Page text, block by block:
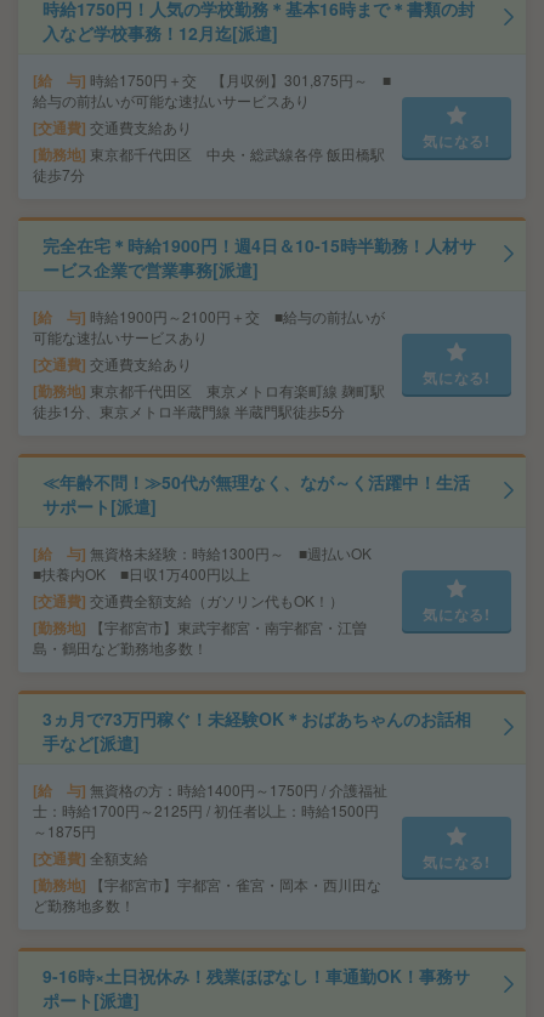
時給1750円！人気の学校勤務＊基本16時まで＊書類の封
入など学校事務！12月迄[派遣]
給 与 時給1750円＋交 【月収例】301,875円～ ■
給与の前払いが可能な速払いサービスあり
交通費 交通費支給あり
勤務地 東京都千代田区 中央・総武線各停 飯田橋駅
徒歩7分
気になる!
完全在宅＊時給1900円！週4日＆10-15時半勤務！人材サ
ービス企業で営業事務[派遣]
給 与 時給1900円～2100円＋交 ■給与の前払いが
可能な速払いサービスあり
交通費 交通費支給あり
勤務地 東京都千代田区 東京メトロ有楽町線 麹町駅
徒歩1分、東京メトロ半蔵門線 半蔵門駅徒歩5分
気になる!
≪年齢不問！≫50代が無理なく、なが～く活躍中！生活
サポート[派遣]
給 与 無資格未経験：時給1300円～ ■週払いOK
■扶養内OK ■日収1万400円以上
交通費 交通費全額支給（ガソリン代もOK！）
勤務地
【宇都宮市】東武宇都宮・南宇都宮・江曽
島・鶴田など勤務地多数！
気になる!
3ヵ月で73万円稼ぐ！未経験OK＊おばあちゃんのお話相
手など[派遣]
給 与 無資格の方：時給1400円～1750円 / 介護福祉
士：時給1700円～2125円 / 初任者以上：時給1500円
～1875円
交通費 全額支給
勤務地
【宇都宮市】宇都宮・雀宮・岡本・西川田な
ど勤務地多数！
気になる!
9-16時×土日祝休み！残業ほぼなし！車通勤OK！事務サ
ポート[派遣]